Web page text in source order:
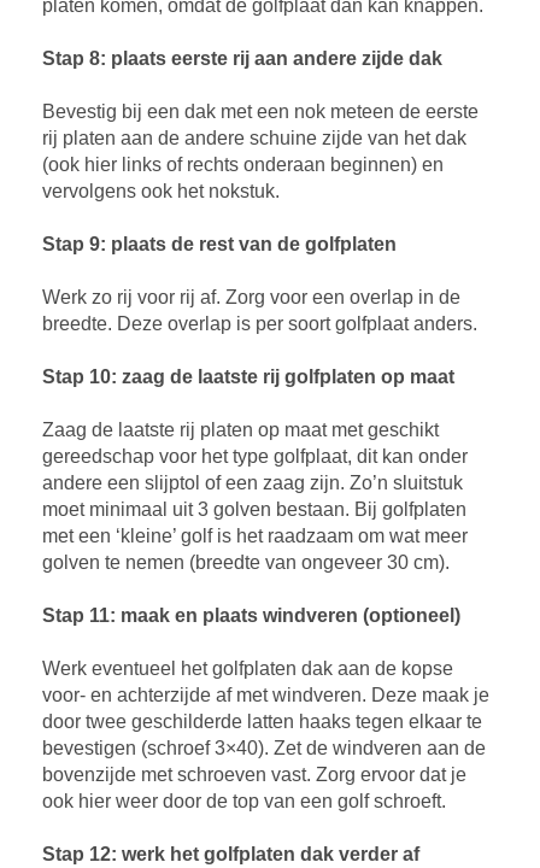
platen komen, omdat de golfplaat dan kan knappen.
Stap 8: plaats eerste rij aan andere zijde dak
Bevestig bij een dak met een nok meteen de eerste
rij platen aan de andere schuine zijde van het dak
(ook hier links of rechts onderaan beginnen) en
vervolgens ook het nokstuk.
Stap 9: plaats de rest van de golfplaten
Werk zo rij voor rij af. Zorg voor een overlap in de
breedte. Deze overlap is per soort golfplaat anders.
Stap 10: zaag de laatste rij golfplaten op maat
Zaag de laatste rij platen op maat met geschikt
gereedschap voor het type golfplaat, dit kan onder
andere een slijptol of een zaag zijn. Zo’n sluitstuk
moet minimaal uit 3 golven bestaan. Bij golfplaten
met een ‘kleine’ golf is het raadzaam om wat meer
golven te nemen (breedte van ongeveer 30 cm).
Stap 11: maak en plaats windveren (optioneel)
Werk eventueel het golfplaten dak aan de kopse
voor- en achterzijde af met windveren. Deze maak je
door twee geschilderde latten haaks tegen elkaar te
bevestigen (schroef 3×40). Zet de windveren aan de
bovenzijde met schroeven vast. Zorg ervoor dat je
ook hier weer door de top van een golf schroeft.
Stap 12: werk het golfplaten dak verder af